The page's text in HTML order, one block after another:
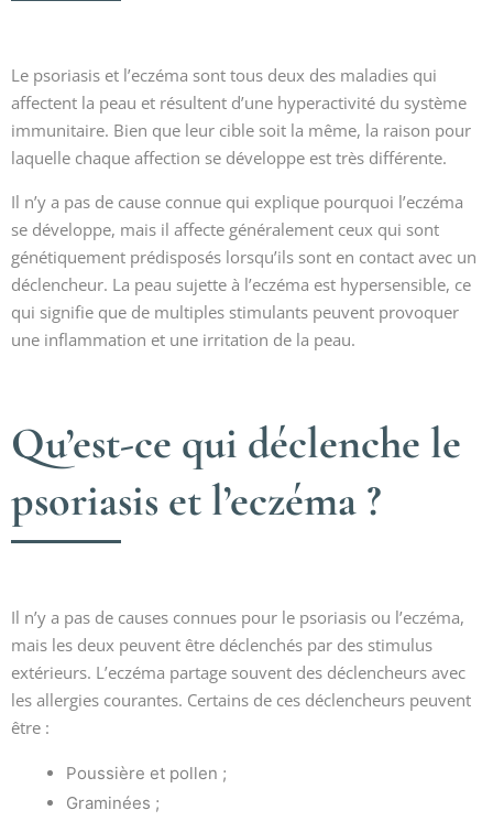
Le psoriasis et l’eczéma sont tous deux des maladies qui
affectent la peau et résultent d’une hyperactivité du système
immunitaire. Bien que leur cible soit la même, la raison pour
laquelle chaque affection se développe est très différente.
Il n’y a pas de cause connue qui explique pourquoi l’eczéma
se développe, mais il affecte généralement ceux qui sont
génétiquement prédisposés lorsqu’ils sont en contact avec un
déclencheur. La peau sujette à l’eczéma est hypersensible, ce
qui signifie que de multiples stimulants peuvent provoquer
une inflammation et une irritation de la peau.
Qu’est-ce qui déclenche le
psoriasis et l’eczéma ?
Il n’y a pas de causes connues pour le psoriasis ou l’eczéma,
mais les deux peuvent être déclenchés par des stimulus
extérieurs. L’eczéma partage souvent des déclencheurs avec
les allergies courantes. Certains de ces déclencheurs peuvent
être :
Poussière et pollen ;
Graminées ;